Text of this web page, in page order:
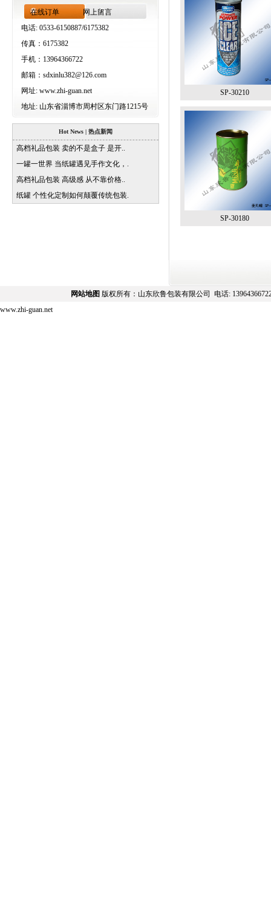
在线订单
网上留言
电话: 0533-6150887/6175382
传真：6175382
手机：13964366722
邮箱： sdxinlu382@126.com
网址: www.zhi-guan.net
地址: 山东省淄博市周村区东门路1215号
Hot News | 热点新闻
高档礼品包装 卖的不是盒子 是开..
一罐一世界 当纸罐遇见手作文化，.
高档礼品包装 高级感 从不靠价格..
纸罐 个性化定制如何颠覆传统包装.
SP-30210
SP-30180
网站地图 版权所有：山东欣鲁包装有限公司 电话:
www.zhi-guan.net